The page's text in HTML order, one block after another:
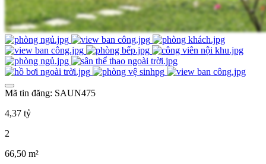
Mã tin đăng: SAUN475
4,37 tỷ
2
66,50 m²